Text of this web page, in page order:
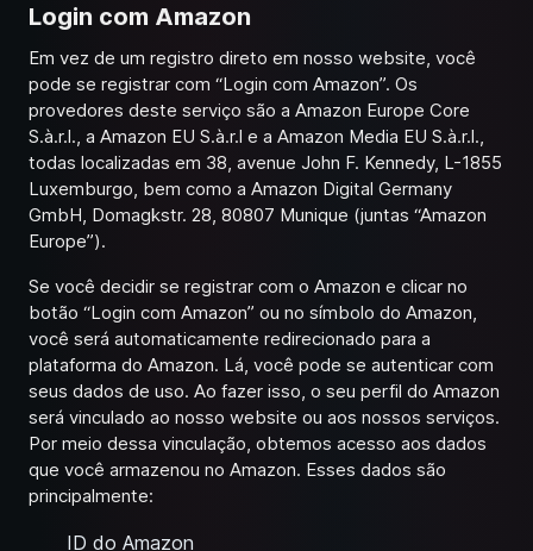
Login com Amazon
Em vez de um registro direto em nosso website, você
pode se registrar com “Login com Amazon”. Os
provedores deste serviço são a Amazon Europe Core
S.à.r.l., a Amazon EU S.à.r.l e a Amazon Media EU S.à.r.l.,
todas localizadas em 38, avenue John F. Kennedy, L-1855
Luxemburgo, bem como a Amazon Digital Germany
GmbH, Domagkstr. 28, 80807 Munique (juntas “Amazon
Europe”).
Se você decidir se registrar com o Amazon e clicar no
botão “Login com Amazon” ou no símbolo do Amazon,
você será automaticamente redirecionado para a
plataforma do Amazon. Lá, você pode se autenticar com
seus dados de uso. Ao fazer isso, o seu perfil do Amazon
será vinculado ao nosso website ou aos nossos serviços.
Por meio dessa vinculação, obtemos acesso aos dados
que você armazenou no Amazon. Esses dados são
principalmente:
ID do Amazon